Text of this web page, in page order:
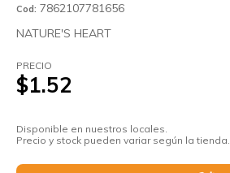
Cod: 7862107781656
NATURE'S HEART
PRECIO
$1.52
Disponible en nuestros locales.
Precio y stock pueden variar según la tienda.